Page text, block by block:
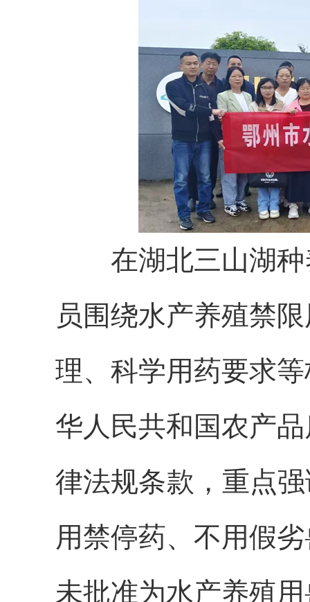
在湖北三山湖种
员围绕水产养殖禁
理、科学用药要求
华人民共和国农产
律法规条款，重点
用禁停药、不用假
未批准为水产养殖